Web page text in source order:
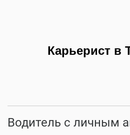
Карьерист в
Водитель с личным